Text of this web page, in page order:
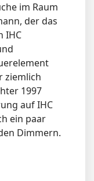
im Raum
der das
IHC
ziemlich
1997
auf IHC
ein paar
Dimmern.